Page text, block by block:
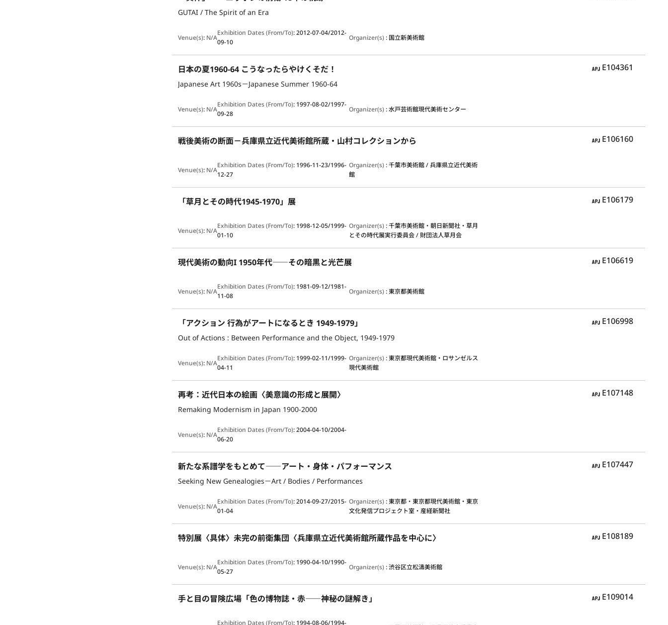
GUTAI / The Spirit of an Era
Venue(s): N/A
Exhibition Dates (From/To):2012-07-04/2012-
09-10
Organizer(s): 国立新美術館
APJ
E104361
日本の夏1960-64 こうなったらやけくそだ！
Japanese Art 1960s－Japanese Summer 1960-64
Venue(s): N/A
Exhibition Dates (From/To): 1997-08-02/1997-
09-28
Organizer(s):水戸芸術館現代美術センター
APJ
E106160
戦後美術の断面－兵庫県立近代美術館所蔵・山村コレクションから
Venue(s): N/A
Exhibition Dates (From/To): 1996-11-23/1996-
12-27
Organizer(s):千葉市美術館 / 兵庫県立近代美術
館
APJ
E106179
「草月とその時代1945-1970」展
Venue(s): N/A
Exhibition Dates (From/To): 1998-12-05/1999-
01-10
Organizer(s):千葉市美術館・朝日新聞社・草月
とその時代展実行委員会 / 財団法人草月会
APJ
E106619
現代美術の動向I 1950年代――その暗黒と光芒展
Venue(s): N/A
Exhibition Dates (From/To): 1981-09-12/1981-
11-08
Organizer(s):東京都美術館
APJ
E106998
「アクション 行為がアートになるとき 1949-1979」
Out of Actions : Between Performance and the Object, 1949-1979
Venue(s): N/A
Exhibition Dates (From/To): 1999-02-11/1999-
04-11
Organizer(s):東京都現代美術館・ロサンゼルス
現代美術館
APJ
E107148
再考：近代日本の絵画〈美意識の形成と展開〉
Remaking Modernism in Japan 1900-2000
Venue(s): N/A
Exhibition Dates (From/To):2004-04-10/2004-
06-20
APJ
E107447
新たな系譜学をもとめて――アート・身体・パフォーマンス
Seeking New Genealogies－Art / Bodies / Performances
Venue(s): N/A
Exhibition Dates (From/To):2014-09-27/2015-
01-04
Organizer(s):東京都・東京都現代美術館・東京
文化発信プロジェクト室・産経新聞社
APJ
E108189
特別展〈具体〉未完の前衛集団〈兵庫県立近代美術館所蔵作品を中心に〉
Venue(s): N/A
Exhibition Dates (From/To): 1990-04-10/1990-
05-27
Organizer(s):渋谷区立松濤美術館
APJ
E109014
手と目の冒険広場「色の博物誌・赤――神秘の謎解き」
Exhibition Dates (From/To): 1994-08-06/1994-